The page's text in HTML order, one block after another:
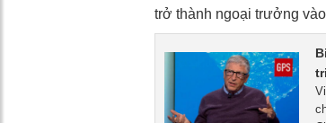
trở thành ngoại trưởng